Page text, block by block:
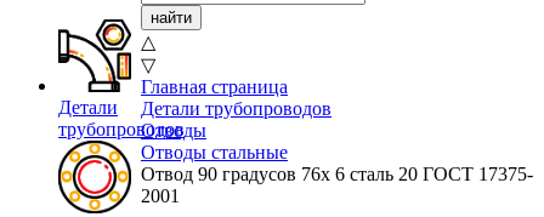
Детали
трубопроводов
△
▽
Главная страница
Детали трубопроводов
Отводы
Отводы стальные
Отвод 90 градусов 76х 6 сталь 20 ГОСТ 17375-
2001